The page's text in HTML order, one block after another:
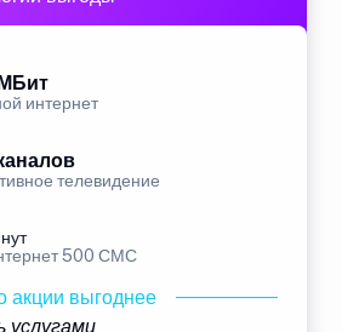
интернет
телевидение
500 СМС
акции выгоднее
услугами